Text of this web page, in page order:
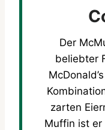
Der
beliebter
zarten
Muffin ist